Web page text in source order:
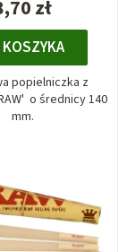
zł
popielniczka z
o średnicy 140
mm.